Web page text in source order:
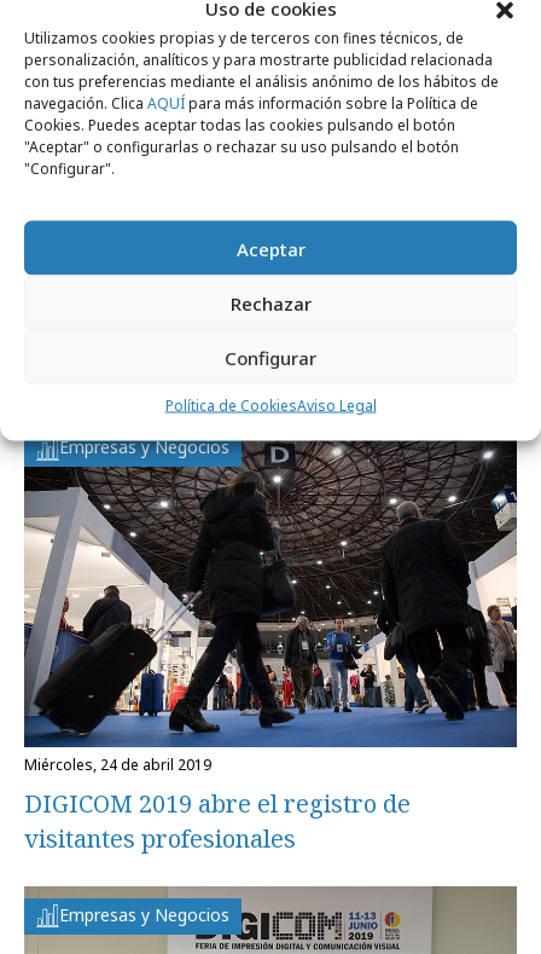
Uso de cookies
Utilizamos cookies propias y de terceros con fines técnicos, de
personalización, analíticos y para mostrarte publicidad relacionada
con tus preferencias mediante el análisis anónimo de los hábitos de
navegación. Clica AQUÍpara más información sobre la Política de
Cookies. Puedes aceptar todas las cookies pulsando el botón
"Aceptar" o configurarlas o rechazar su uso pulsando el botón
"Configurar".
Aceptar
Rechazar
Configurar
Política de CookiesAviso Legal
conoceremos más novedades sobre DIGICOM
2020.
Comparte
Noticias Relacionadas
Empresas y Negocios
miércoles, 24 de abril 2019
DIGICOM 2019 abre el registro de
visitantes profesionales
Empresas y Negocios